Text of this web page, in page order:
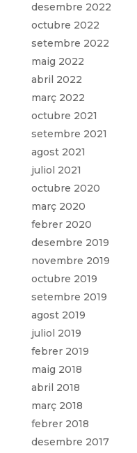
desembre 2022
octubre 2022
setembre 2022
maig 2022
abril 2022
març 2022
octubre 2021
setembre 2021
agost 2021
juliol 2021
octubre 2020
març 2020
febrer 2020
desembre 2019
novembre 2019
octubre 2019
setembre 2019
agost 2019
juliol 2019
febrer 2019
maig 2018
abril 2018
març 2018
febrer 2018
desembre 2017